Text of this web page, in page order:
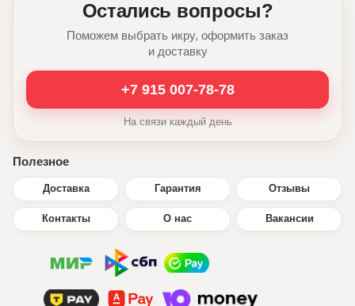
Остались вопросы?
Поможем выбрать икру, оформить заказ
и доставку
+7 915 007-78-78
На связи каждый день
Полезное
Доставка Гарантия Отзывы
Контакты О нас Вакансии